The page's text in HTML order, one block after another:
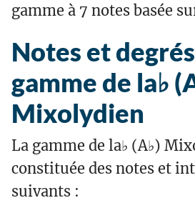
gamme à 7 notes basée
Notes et
gamme de la♭
Mixolydien
La gamme de la♭ (A♭)
constituée des notes et
suivants :